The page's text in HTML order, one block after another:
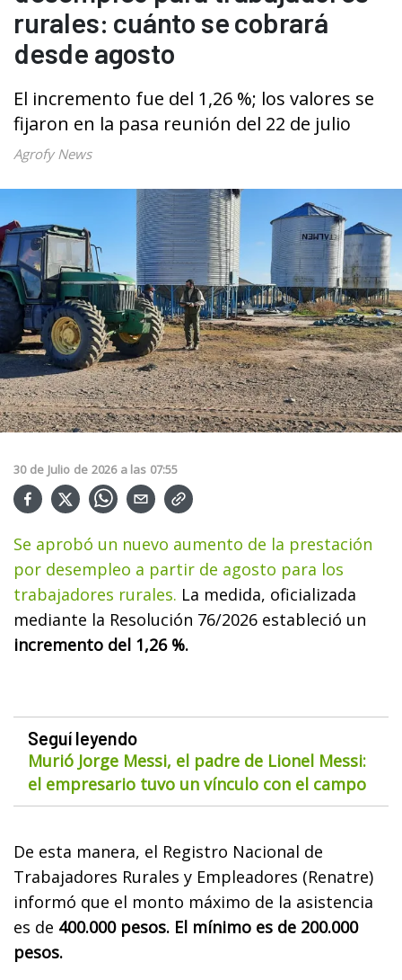
rurales: cuánto se cobrará
desde agosto
El incremento fue del 1,26 %; los valores se
fijaron en la pasa reunión del 22 de julio
Agrofy News
30 de Julio de 2026 a las 07:55
Se aprobó un nuevo aumento de la prestación
por desempleo a partir de agosto para los
trabajadores rurales. La medida, oficializada
mediante la Resolución 76/2026 estableció un
incremento del 1,26 %.
Seguí leyendo
Murió Jorge Messi, el padre de Lionel Messi:
el empresario tuvo un vínculo con el campo
De esta manera, el Registro Nacional de
Trabajadores Rurales y Empleadores (Renatre)
informó que el monto máximo de la asistencia
es de 400.000 pesos. El mínimo es de 200.000
pesos.